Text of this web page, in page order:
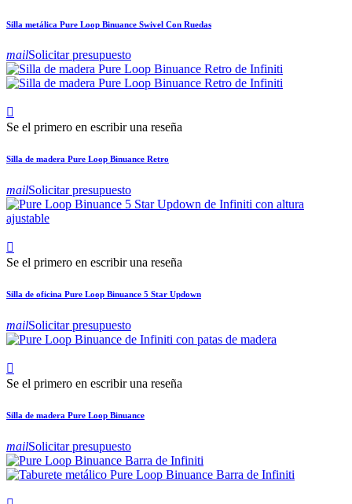
Silla metálica Pure Loop Binuance Swivel Con Ruedas
mailSolicitar presupuesto

Se el primero en escribir una reseña
Silla de madera Pure Loop Binuance Retro
mailSolicitar presupuesto

Se el primero en escribir una reseña
Silla de oficina Pure Loop Binuance 5 Star Updown
mailSolicitar presupuesto

Se el primero en escribir una reseña
Silla de madera Pure Loop Binuance
mailSolicitar presupuesto